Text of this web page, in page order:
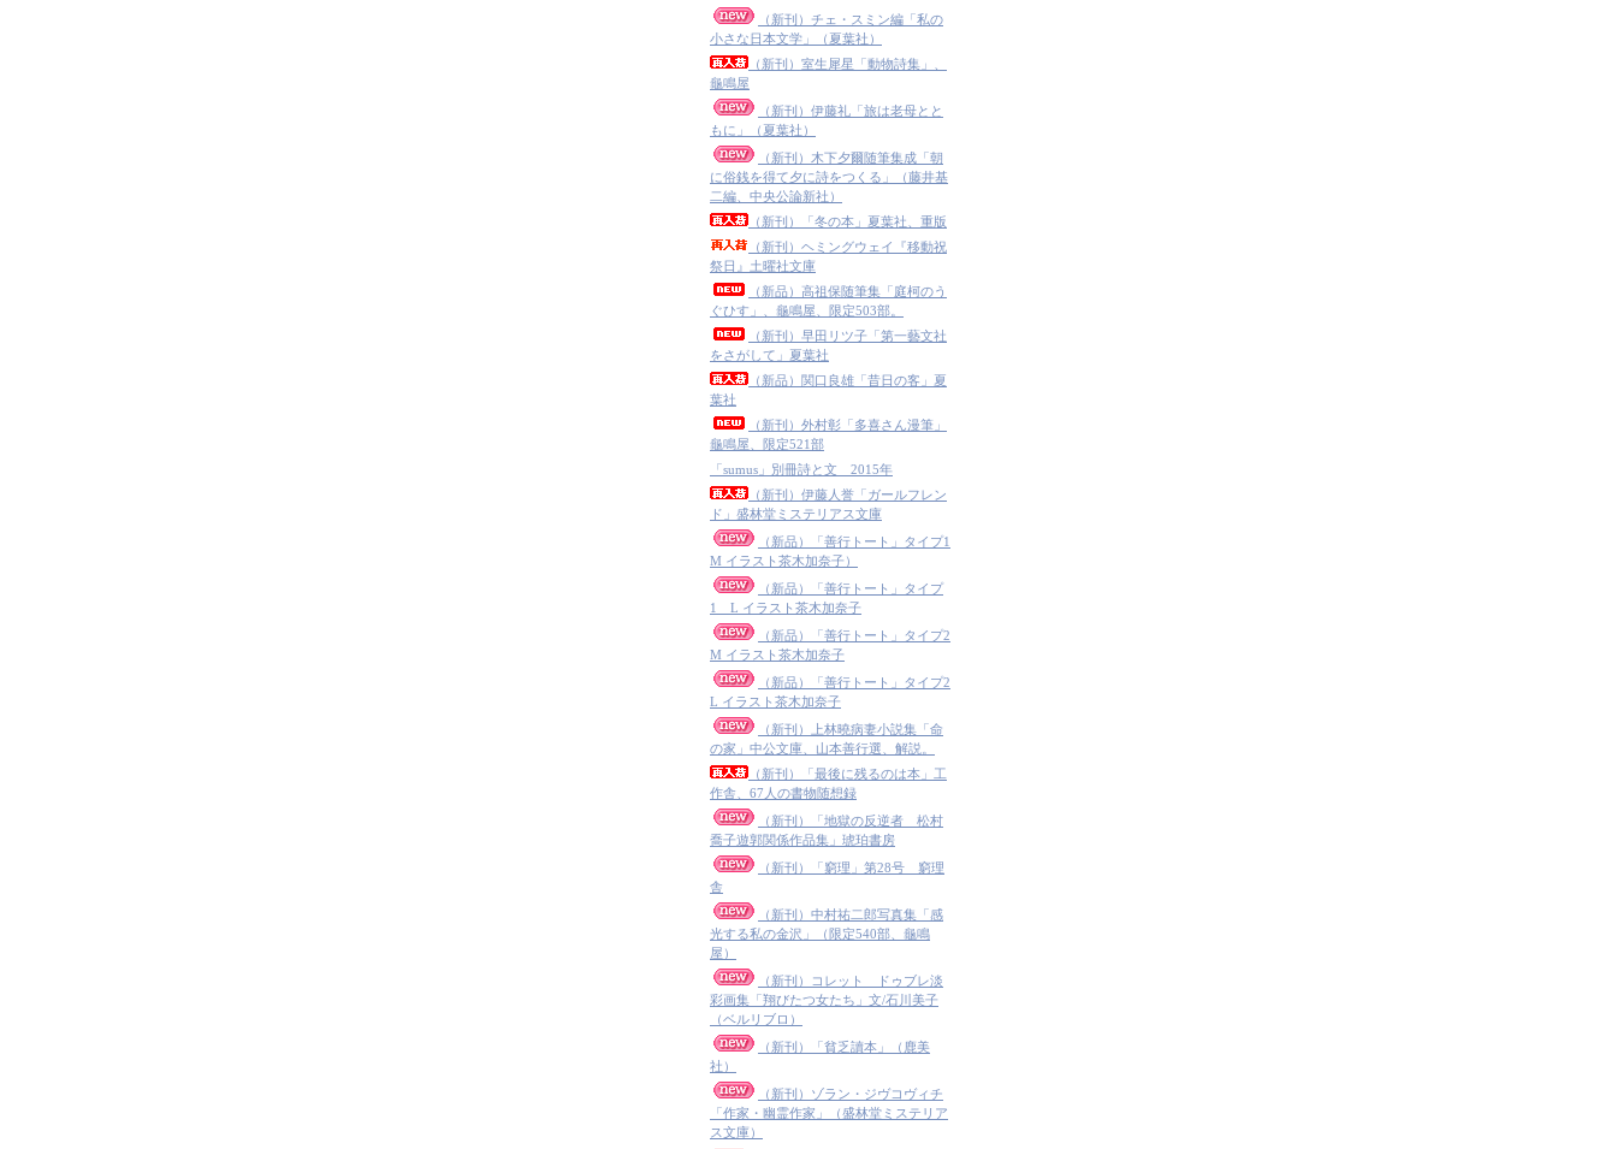
（新刊）チェ・スミン編「私の
小さな日本文学」（夏葉社）
（新刊）室生犀星「動物詩集」、
龜鳴屋
（新刊）伊藤礼「旅は老母とと
もに」（夏葉社）
（新刊）木下夕爾随筆集成「朝
に俗銭を得て夕に詩をつくる」（藤井基
二編、中央公論新社）
（新刊）「冬の本」夏葉社、重版
（新刊）ヘミングウェイ『移動祝
祭日』土曜社文庫
（新品）高祖保随筆集「庭柯のう
ぐひす」、龜鳴屋、限定503部。
（新刊）早田リツ子「第一藝文社
をさがして」夏葉社
（新品）関口良雄「昔日の客」夏
葉社
（新刊）外村彰「多喜さん漫筆」
龜鳴屋、限定521部
「sumus」別冊詩と文 2015年
（新刊）伊藤人誉「ガールフレン
ド」盛林堂ミステリアス文庫
（新品）「善行トート」タイプ1
M イラスト茶木加奈子）
（新品）「善行トート」タイプ
1 L イラスト茶木加奈子
（新品）「善行トート」タイプ2
M イラスト茶木加奈子
（新品）「善行トート」タイプ2
L イラスト茶木加奈子
（新刊）上林曉病妻小説集「命
の家」中公文庫、山本善行選、解説。
（新刊）「最後に残るのは本」工
作舎、67人の書物随想録
（新刊）「地獄の反逆者 松村
喬子遊郭関係作品集」琥珀書房
（新刊）「窮理」第28号 窮理
舎
（新刊）中村祐二郎写真集「感
光する私の金沢」（限定540部、龜鳴
屋）
（新刊）コレット ドゥブレ淡
彩画集「翔びたつ女たち」文/石川美子
（ベルリブロ）
（新刊）「貧乏讀本」（鹿美
社）
（新刊）ゾラン・ジヴコヴィチ
「作家・幽霊作家」（盛林堂ミステリア
ス文庫）